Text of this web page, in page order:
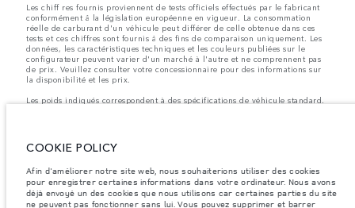
Les chiff res fournis proviennent de tests officiels effectués par le fabricant
conformément å la législation européenne en vigueur. La consommation
réelle de carburant d'un véhicule peut différer de celle obtenue dans ces
tests et ces chiffres sont fournis å des fins de comparaison uniquement. Les
données, les caractéristiques techniques et les couleurs publiées sur le
configurateur peuvent varier d'un marché à l'autre et ne comprennent pas
de prix. Veuillez consulter votre concessionnaire pour des informations sur
la disponibilité et les prix.
Les poids indiqués correspondent à des spécifications de véhicule standard.
dépassés lorsque vous chargez des accessoires, des occupants, des liquides
et des carburants.
Remarque importante sur les images et les spécifications.La pénurie
mondiale de semi-conducteurs affecte actuellement les spécifications de
construction des véhicules, la disponibilité des options et les délais de
construction. Cette situation s’avère très fluctuante, et par conséquent, les
COOKIE POLICY
Afin d'améliorer notre site web, nous souhaiterions utiliser des cookies
pour enregistrer certaines informations dans votre ordinateur. Nous avons
déjà envoyé un des cookies que nous utilisons car certaines parties du site
ne peuvent pas fonctionner sans lui. Vous pouvez supprimer et barrer